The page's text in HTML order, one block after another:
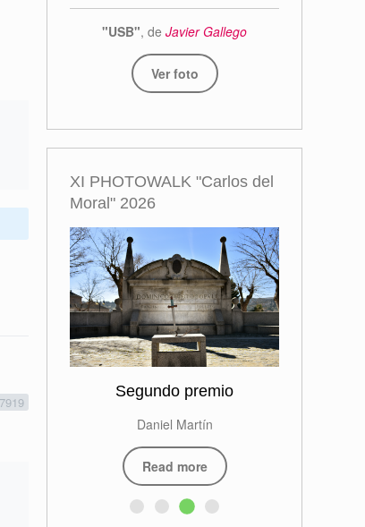
"DINOSAURIO", deValle Serrano
Ver foto
XI PHOTOWALK "Carlos del
Moral" 2026
Segundo premio
Daniel Martín
Read more